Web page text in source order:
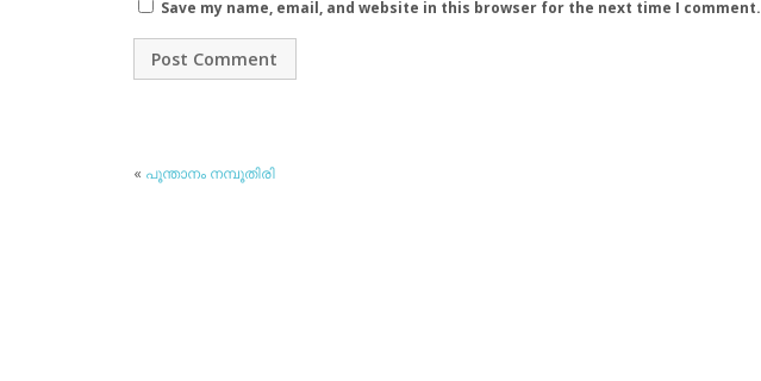
Save my name, email, and website in this browser for the next time I comment.
« പൂന്താനം നമ്പൂതിരി